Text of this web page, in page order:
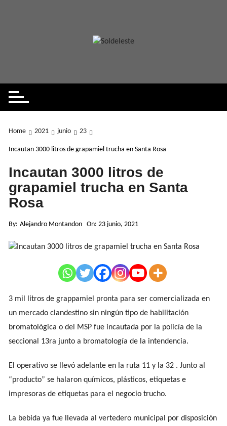
Home 2021 junio 23
Incautan 3000 litros de grapamiel trucha en Santa Rosa
Incautan 3000 litros de
grapamiel trucha en Santa
Rosa
By: Alejandro Montandon On:23 junio, 2021
3 mil litros de grappamiel pronta para ser comercializada en
un mercado clandestino sin ningún tipo de habilitación
bromatológica o del MSP fue incautada por la policía de la
seccional 13ra junto a bromatología de la intendencia.
El operativo se llevó adelante en la ruta 11 y la 32 . Junto al
“producto” se halaron químicos, plásticos, etiquetas e
impresoras de etiquetas para el negocio trucho.
La bebida ya fue llevada al vertedero municipal por disposición